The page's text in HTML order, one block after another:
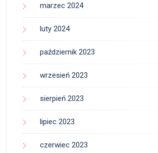
marzec 2024
luty 2024
październik 2023
wrzesień 2023
sierpień 2023
lipiec 2023
czerwiec 2023